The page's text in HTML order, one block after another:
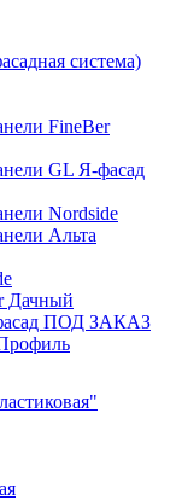
система)
FineBer
GL Я-фасад
Nordside
Альта
Дачный
ПОД ЗАКАЗ